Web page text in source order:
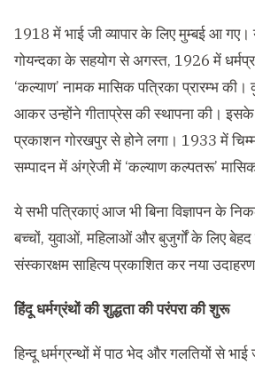
1918में भाई जी व्यापार के लिए मुम्बई आ
गोयन्दका के सहयोग से अगस्त, 1926में
‘कल्याण’नामक मासिक पत्रिका प्रारम्भ की।
आकर उन्होंने गीताप्रेस की स्थापना की। इसके
प्रकाशन गोरखपुर से होने लगा। 1933में
सम्पादन में अंग्रेजी में ‘कल्याण कल्पतरू’
ये सभी पत्रिकाएं आज भी बिना विज्ञापन के
बच्चों,युवाओं,महिलाओं और बुजुर्गों के लिए
संस्कारक्षम साहित्य प्रकाशित कर नया
हिंदूधर्मग्रंथोंकीशुद्धताकीपरंपराकीशुरू
हिन्दू धर्मग्रन्थों में पाठ भेद और गलतियों से